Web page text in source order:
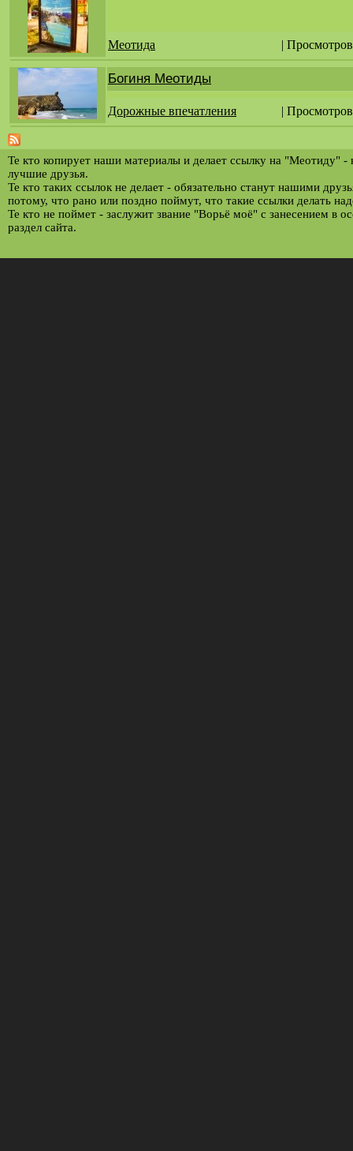
Меотида |
Богиня Меотиды
Дорожные впечатления |
Те кто копирует наши материалы и делает ссылку на "Меотиду" -
лучшие друзья.
Те кто таких ссылок не делает - обязательно станут нашими
потому, что рано или поздно поймут, что такие ссылки делать
Те кто не поймет - заслужит звание "Ворьё моё" с занесением в
раздел сайта.